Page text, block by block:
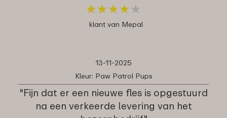
★★★★ ★
★★★★ ★
klant van Mepal
13-11-2025
Kleur: Paw Patrol Pups
"Fijn dat er een nieuwe fles is opgestuurd
na een verkeerde levering van het